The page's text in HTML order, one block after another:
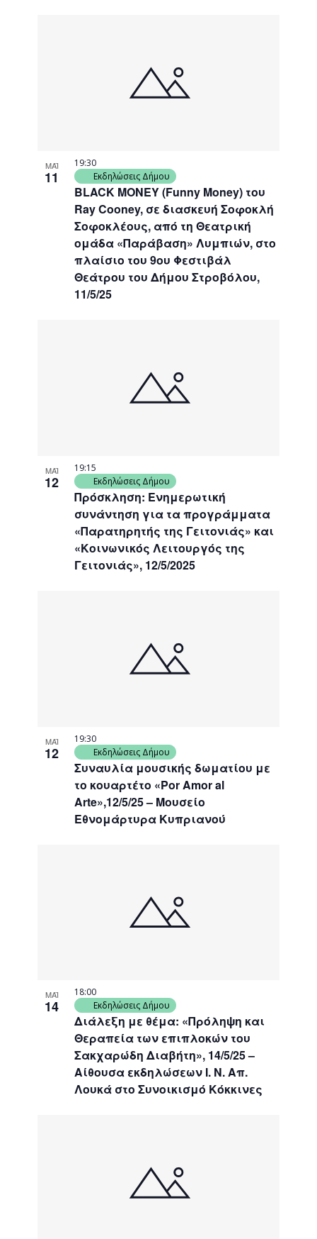
ΜΑΪ
11
BLACK MONEY (Funny Money) του
Ray Cooney, σε διασκευή Σοφοκλή
Σοφοκλέους, από τη Θεατρική
ομάδα «Παράβαση» Λυμπιών, στο
πλαίσιο του 9ου Φεστιβάλ
Θεάτρου του Δήμου Στροβόλου,
11/5/25
19:30
Εκδηλώσεις Δήμου
ΜΑΪ
12
Πρόσκληση: Ενημερωτική
συνάντηση για τα προγράμματα
«Παρατηρητής της Γειτονιάς» και
«Κοινωνικός Λειτουργός της
Γειτονιάς», 12/5/2025
19:15
Εκδηλώσεις Δήμου
ΜΑΪ
12
Συναυλία μουσικής δωματίου με
το κουαρτέτο «Por Amor al
Arte»,12/5/25 – Μουσείο
Εθνομάρτυρα Κυπριανού
19:30
Εκδηλώσεις Δήμου
ΜΑΪ
14
Διάλεξη με θέμα: «Πρόληψη και
Θεραπεία των επιπλοκών του
Σακχαρώδη Διαβήτη», 14/5/25 –
Αίθουσα εκδηλώσεων Ι. Ν. Απ.
Λουκά στο Συνοικισμό Κόκκινες
18:00
Εκδηλώσεις Δήμου